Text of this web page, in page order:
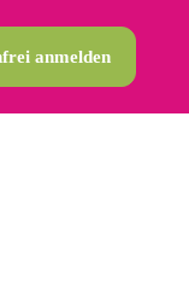
anmelden